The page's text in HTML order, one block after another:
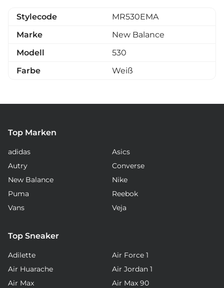
Stylecode
MR530EMA
Marke
New Balance
Modell
530
Farbe
Weiß
Top Marken
adidas
Asics
Autry
Converse
New Balance
Nike
Puma
Reebok
Vans
Veja
Top Sneaker
Adilette
Air Force 1
Air Huarache
Air Jordan 1
Air Max
Air Max 90